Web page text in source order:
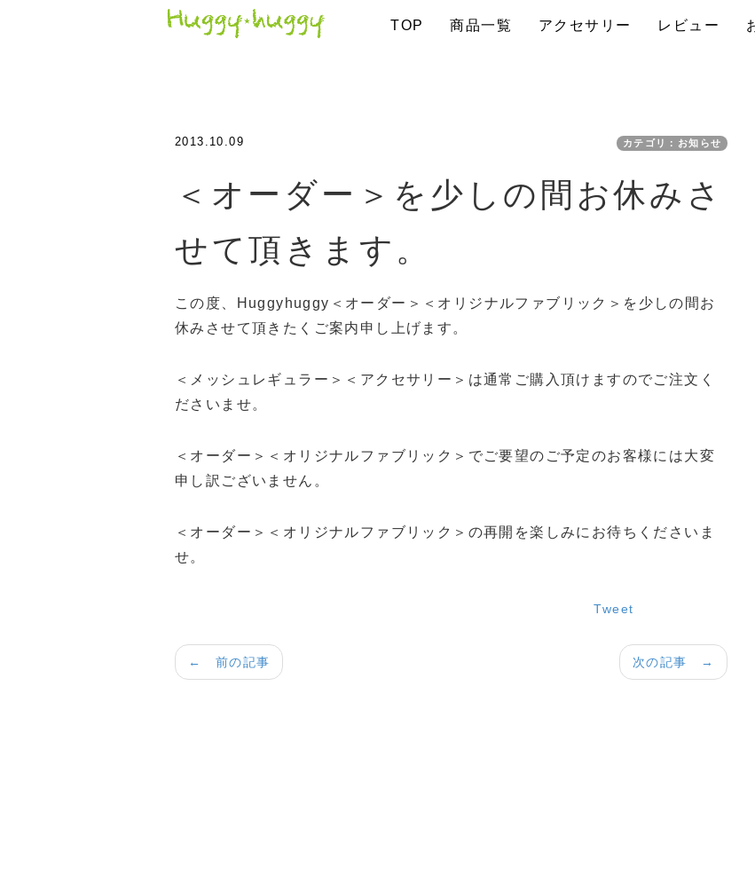
TOP 商品一覧 アクセサリー レビュー
2013.10.09 カテゴリ：お知らせ
＜オーダー＞を少しの間お休みさ
せて頂きます。
この度、Huggyhuggy＜オーダー＞＜オリジナルファブリック＞を少しの間お
休みさせて頂きたくご案内申し上げます。
＜メッシュレギュラー＞＜アクセサリー＞は通常ご購入頂けますのでご注文く
ださいませ。
＜オーダー＞＜オリジナルファブリック＞でご要望のご予定のお客様には大変
申し訳ございません。
＜オーダー＞＜オリジナルファブリック＞の再開を楽しみにお待ちくださいま
せ。
Tweet
次の記事 →
← 前の記事